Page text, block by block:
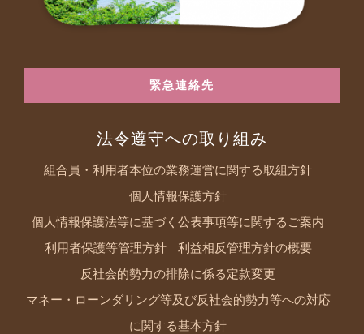
緊急連絡先
法令遵守への取り組み
組合員・利用者本位の業務運営に関する取組方針
個人情報保護方針
個人情報保護法等に基づく公表事項等に関するご案内
利用者保護等管理方針 利益相反管理方針の概要
反社会的勢力の排除に係る定款変更
マネー・ローンダリング等及び反社会的勢力等への対応
に関する基本方針